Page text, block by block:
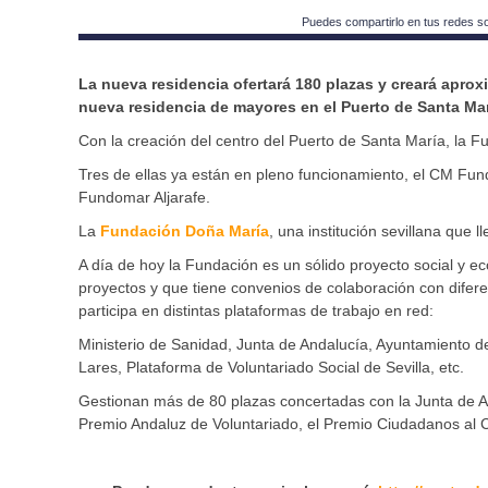
Puedes compartirlo en tus redes
La nueva residencia ofertará 180 plazas y creará
nueva residencia de mayores en el Puerto de Santa
Con la creación del centro del Puerto de Santa María, la
Tres de ellas ya están en pleno funcionamiento, el CM
Fundomar Aljarafe.
La Fundación Doña María, una institución sevillana que
A día de hoy la Fundación es un sólido proyecto social y
proyectos y que tiene convenios de colaboración con
participa en distintas plataformas de trabajo en red:
Ministerio de Sanidad, Junta de Andalucía, Ayuntamiento
Lares, Plataforma de Voluntariado Social de Sevilla, etc.
Gestionan más de 80 plazas concertadas con la Junta de
Premio Andaluz de Voluntariado, el Premio Ciudadanos